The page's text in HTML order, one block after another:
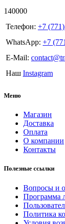
140000
Телефон: +7
WhatsApp: +7
E-Mail:
Наш Instagram
Меню
Магазин
Доставка
Оплата
О компании
Контакты
Полезные ссылки
Вопросы и
Программа
Политика